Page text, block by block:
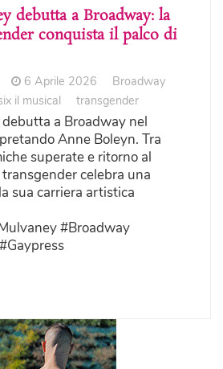
debutta a Broadway: la
conquista il palco di
6 Aprile 2026
Broadway
il musical transgender
a Broadway nel
Anne Boleyn. Tra
superate e ritorno al
celebra una
sua carriera artistica
#Broadway